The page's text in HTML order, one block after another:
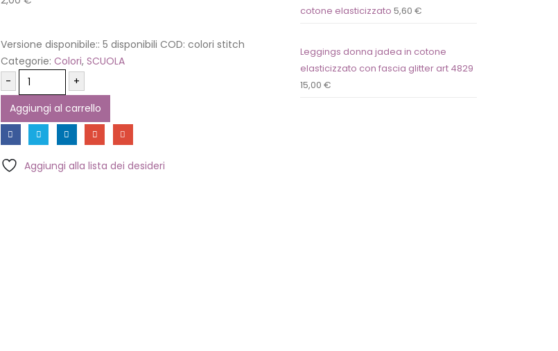
Versione disponibile:: 5 disponibili COD: colori stitch
Categorie: Colori, SCUOLA
-
+
Aggiungi al carrello
Aggiungi alla lista dei desideri
cotone elasticizzato 5,60 €
Leggings donna jadea in cotone
elasticizzato con fascia glitter art 4829
15,00 €